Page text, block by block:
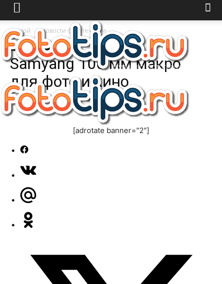
Домой Новости фототехники
Новости фототехники
Samyang 100 мм макро
для фото и кино
Автор: Владимир Самарин - 02/04/2015
[adrotate banner="2"]